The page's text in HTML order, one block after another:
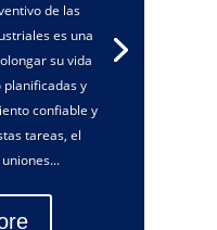
de las
es una
su vida
y
confiable y
tareas, el